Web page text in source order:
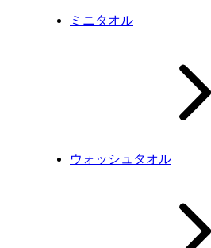
ミニタオル
ウォッシュタオル